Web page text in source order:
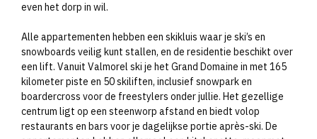
even het dorp in wil.
Alle appartementen hebben een skikluis waar je ski’s en
snowboards veilig kunt stallen, en de residentie beschikt over
een lift. Vanuit Valmorel ski je het Grand Domaine in met 165
kilometer piste en 50 skiliften, inclusief snowpark en
boardercross voor de freestylers onder jullie. Het gezellige
centrum ligt op een steenworp afstand en biedt volop
restaurants en bars voor je dagelijkse portie après-ski. De